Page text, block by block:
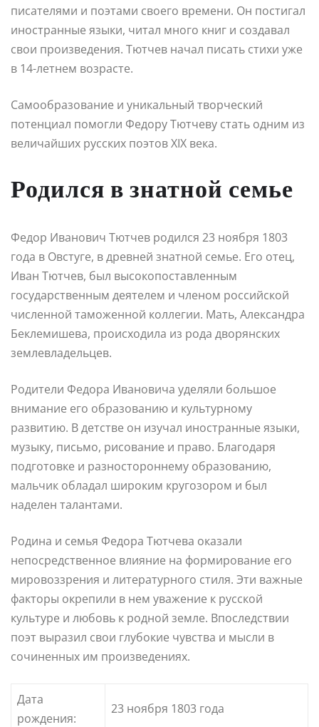
писателями и поэтами своего времени. Он постигал
иностранные языки, читал много книг и создавал
свои произведения. Тютчев начал писать стихи уже
в 14-летнем возрасте.
Самообразование и уникальный творческий
потенциал помогли Федору Тютчеву стать одним из
величайших русских поэтов XIX века.
Родился в знатной семье
Федор Иванович Тютчев родился 23 ноября 1803
года в Овстуге, в древней знатной семье. Его отец,
Иван Тютчев, был высокопоставленным
государственным деятелем и членом российской
численной таможенной коллегии. Мать, Александра
Беклемишева, происходила из рода дворянских
землевладельцев.
Родители Федора Ивановича уделяли большое
внимание его образованию и культурному
развитию. В детстве он изучал иностранные языки,
музыку, письмо, рисование и право. Благодаря
подготовке и разностороннему образованию,
мальчик обладал широким кругозором и был
наделен талантами.
Родина и семья Федора Тютчева оказали
непосредственное влияние на формирование его
мировоззрения и литературного стиля. Эти важные
факторы окрепили в нем уважение к русской
культуре и любовь к родной земле. Впоследствии
поэт выразил свои глубокие чувства и мысли в
сочиненных им произведениях.
Дата
рождения:
23 ноября 1803 года